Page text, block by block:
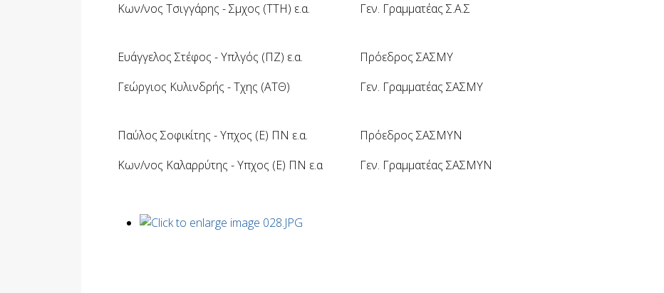
Κων/νος Τσιγγάρης - Σμχος (ΤΤΗ) ε.α.
Γεν. Γραμματέας Σ.Α.Σ
Ευάγγελος Στέφος - Υπλγός (ΠΖ) ε.α.
Πρόεδρος ΣΑΣΜΥ
Γεώργιος Κυλινδρής - Τχης (ΑΤΘ)
Γεν. Γραμματέας ΣΑΣΜΥ
Παύλος Σοφικίτης - Υπχος (Ε) ΠΝ ε.α.
Πρόεδρος ΣΑΣΜΥΝ
Κων/νος Καλαρρύτης - Υπχος (Ε) ΠΝ ε.α
Γεν. Γραμματέας ΣΑΣΜΥΝ